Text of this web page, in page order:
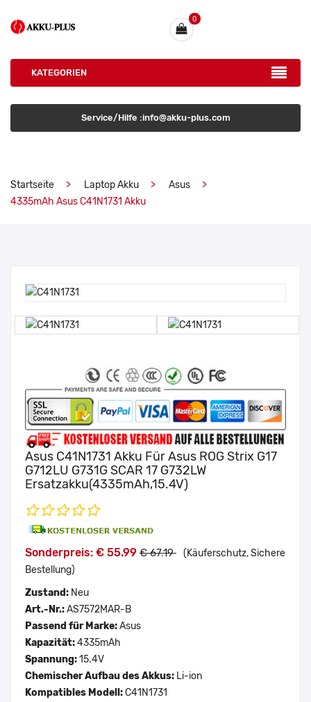
0
KATEGORIEN
Service/Hilfe :info@akku-plus.com
Startseite Laptop Akku
Asus
4335mAh Asus C41N1731 Akku
Asus C41N1731 Akku Für Asus ROG Strix G17
G712LU G731G SCAR 17 G732LW
Ersatzakku(4335mAh,15.4V)
Sonderpreis: € 55.99 € 67.19 (Käuferschutz, Sichere
Bestellung)
Zustand: Neu
Art.-Nr.:AS7572MAR-B
Passend für Marke:Asus
Kapazität:4335mAh
Spannung:15.4V
Chemischer Aufbau des Akkus: Li-ion
Kompatibles Modell:C41N1731